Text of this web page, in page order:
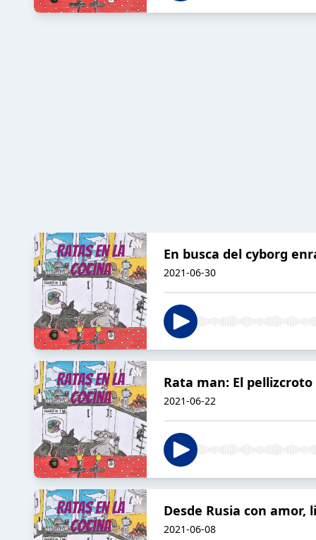
En busca del cyborg
2021-06-30
Rata man: El
2021-06-22
Desde Rusia con amor,
2021-06-08